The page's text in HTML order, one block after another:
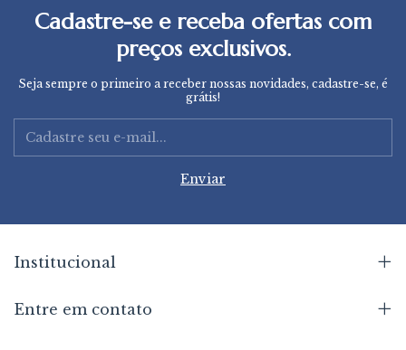
Cadastre-se e receba ofertas com
preços exclusivos.
Seja sempre o primeiro a receber nossas novidades, cadastre-se, é
grátis!
Institucional
Entre em contato